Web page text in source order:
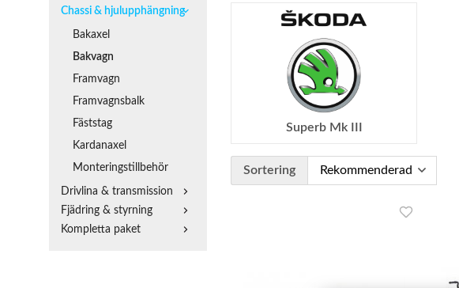
Chassi & hjulupphängning
Bakaxel
Bakvagn
Framvagn
Framvagnsbalk
Fäststag
Kardanaxel
Monteringstillbehör
Drivlina & transmission
Fjädring & styrning
Kompletta paket
Superb Mk III
Sortering